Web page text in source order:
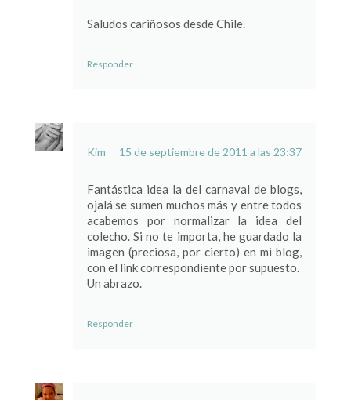
Saludos cariñosos desde Chile.
Responder
Kim 15 de septiembre de 2011 a las 23:37
Fantástica idea la del carnaval de blogs,
ojalá se sumen muchos más y entre todos
acabemos por normalizar la idea del
colecho. Si no te importa, he guardado la
imagen (preciosa, por cierto) en mi blog,
con el link correspondiente por supuesto.
Un abrazo.
Responder